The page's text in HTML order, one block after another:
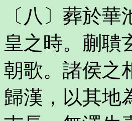
〔八〕葬於
皇之時。蒯聵
朝歌。諸侯之
歸漢，以其地